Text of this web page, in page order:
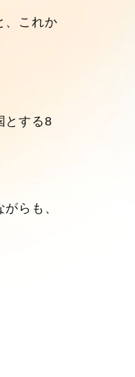
、これか
とする8
らも、